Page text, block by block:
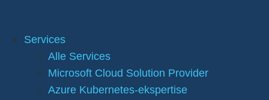
Services
Alle Services
Microsoft Cloud Solution Provider
Azure Kubernetes-ekspertise